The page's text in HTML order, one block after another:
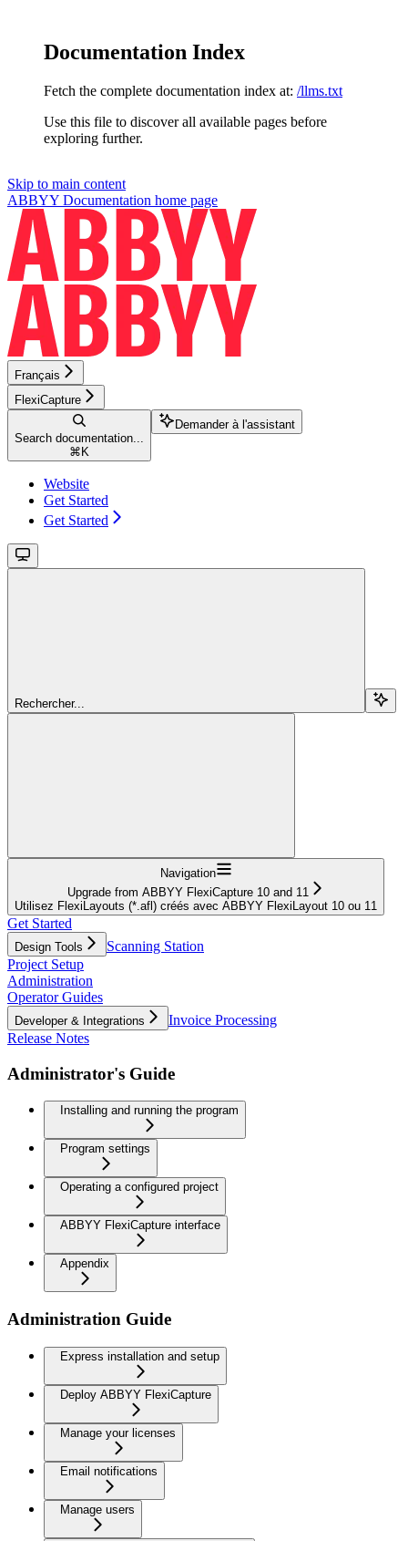
Documentation Index
Fetch the complete documentation index at: /llms.txt
Use this file to discover all available pages before
exploring further.
Skip to main content
ABBYY Documentation home page
Français
FlexiCapture
Search documentation...
⌘ K
Demander à l'assistant
Website
Get Started
Get Started
Rechercher...
Navigation
Upgrade from ABBYY FlexiCapture 10 and 11
Utilisez FlexiLayouts (*.afl) créés avec ABBYY FlexiLayout 10 ou 11
Get Started
Design Tools
Scanning Station
Project Setup
Administration
Operator Guides
Developer & Integrations
Invoice Processing
Release Notes
Administrator's Guide
Installing and running the program
Program settings
Operating a configured project
ABBYY FlexiCapture interface
Appendix
Administration Guide
Express installation and setup
Deploy ABBYY FlexiCapture
Manage your licenses
Email notifications
Manage users